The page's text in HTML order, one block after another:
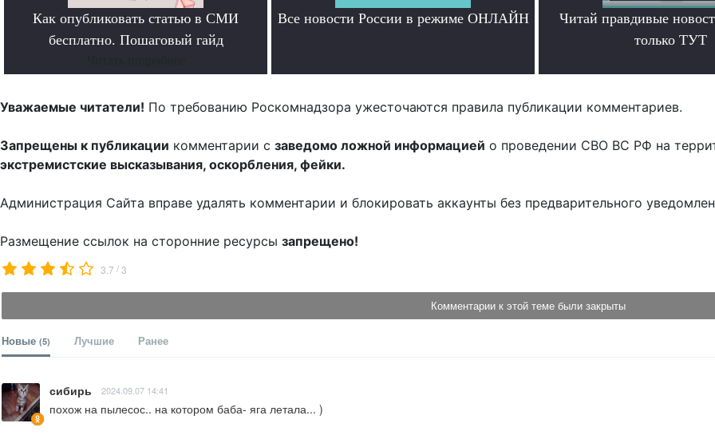
Как опубликовать статью в СМИ
бесплатно. Пошаговый гайд
Все новости России в режиме ОНЛАЙН
Читай правдивые
только ТУТ
Уважаемые читатели! По требованию Роскомнадзора ужесточаются правила публикации комментариев.
Запрещены к публикации комментарии с заведомо ложной информацией о проведении СВО ВС РФ на
экстремистские высказывания, оскорбления, фейки.
Администрация Сайта вправе удалять комментарии и блокировать аккаунты без предварительного
Размещение ссылок на сторонние ресурсы запрещено!
3.7 /3
Комментарии к этой теме были закрыты
Новые (5) Лучшие Ранее
сибирь 2024.09.07 14:41
похож на пылесос.. на котором баба- яга летала... )